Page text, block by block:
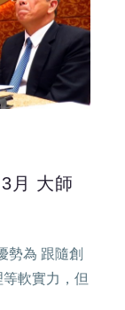
月 大師
勢為 跟隨創
軟實力，但